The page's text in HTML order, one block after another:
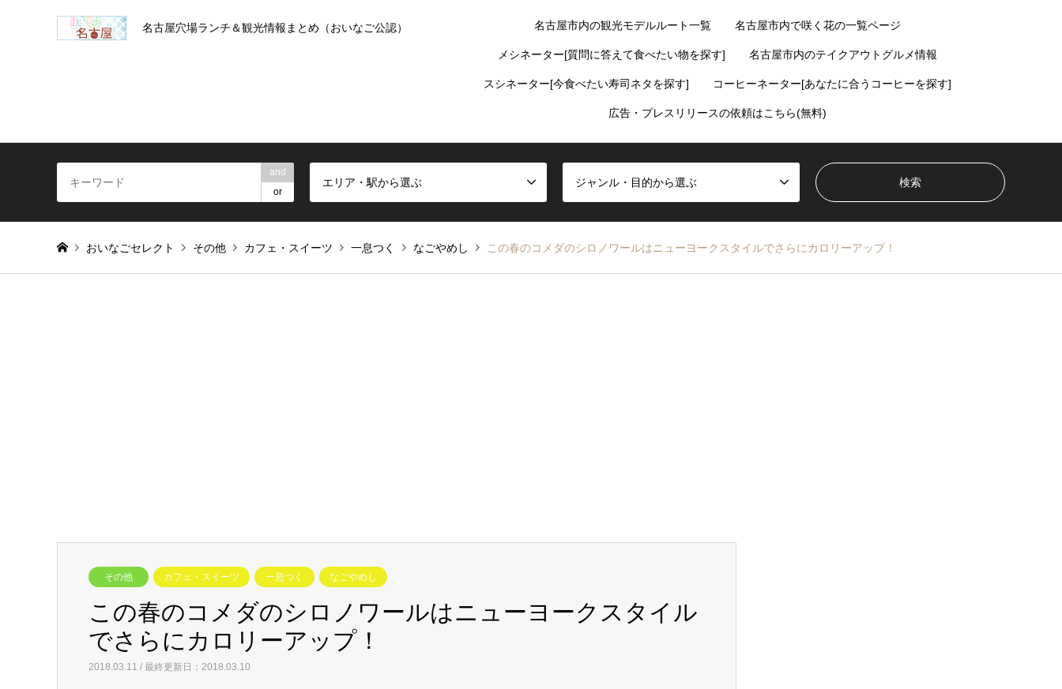
名古屋穴場ランチ＆観光情報まとめ（おいなご公認） 名古屋市内の観光モデルルート一覧 名古屋市内で咲く花の一覧ページ
メシネーター[質問に答えて食べたい物を探す] 名古屋市内のテイクアウトグルメ情報
スシネーター[今食べたい寿司ネタを探す] コーヒーネーター[あなたに合うコーヒーを探す]
広告・プレスリリースの依頼はこちら(無料)
and
or
エリア・駅から選ぶ ジャンル・目的から選ぶ
おいなごセレクト その他 カフェ・スイーツ 一息つく なごやめし この春のコメダのシロノワールはニューヨークスタイルでさらにカロリーアップ！
その他 カフェ・スイーツ 一息つく なごやめし
この春のコメダのシロノワールはニューヨークスタイル
でさらにカロリーアップ！
2018.03.11 / 最終更新日：2018.03.10